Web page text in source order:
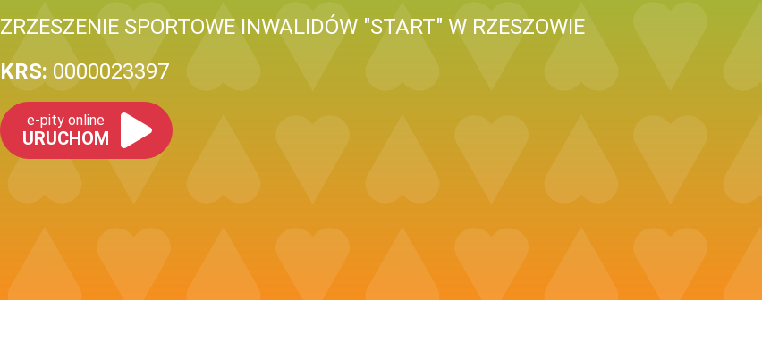
ZRZESZENIE SPORTOWE INWALIDÓW "START" W RZESZOWIE
KRS: 0000023397
e-pity online
URUCHOM